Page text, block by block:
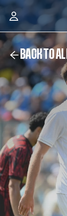
BACK TO